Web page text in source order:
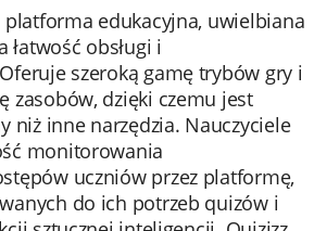
platforma edukacyjna, uwielbiana
łatwość obsługi i
szeroką gamę trybów gry i
zasobów, dzięki czemu jest
niż inne narzędzia. Nauczyciele
monitorowania
uczniów przez platformę,
do ich potrzeb quizów i